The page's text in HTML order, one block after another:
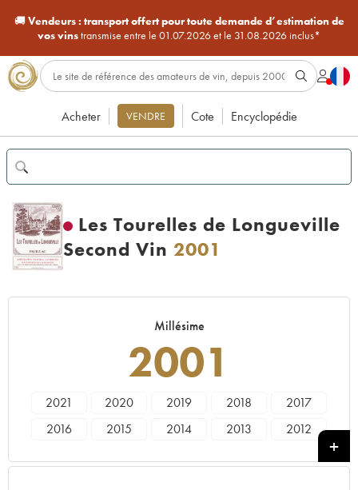
🚚Vendeurs : transport offert pour toute demande d’estimation de
vos vinstransmise entre le 01.07.2026 et le 31.08.2026 inclus*
Acheter VENDRE Cote Encyclopédie
Les Tourelles de Longueville
Second Vin 2001
Millésime
2001
2021 2020 2019 2018
2017
2016
2015 2014 2013
2012